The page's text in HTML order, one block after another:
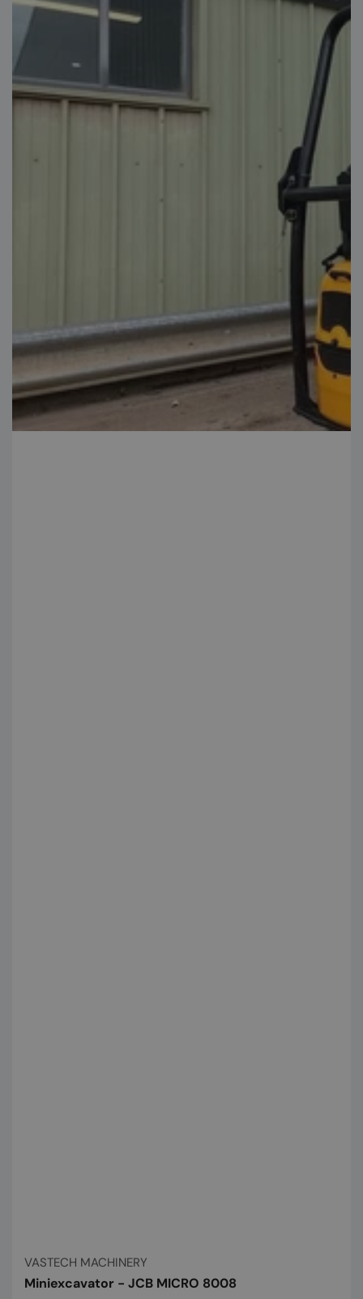
VASTECH MACHINERY
Miniexcavator - JCB MICRO 8008